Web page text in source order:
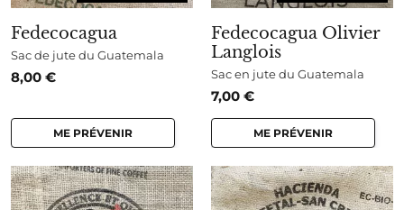
Fedecocagua
Sac de jute du Guatemala
8,00 €
ME PRÉVENIR
Fedecocagua Olivier
Langlois
Sac en jute du Guatemala
7,00 €
ME PRÉVENIR